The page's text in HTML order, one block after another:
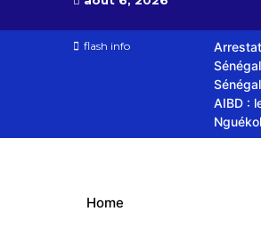
flash info
AIBD :
Home